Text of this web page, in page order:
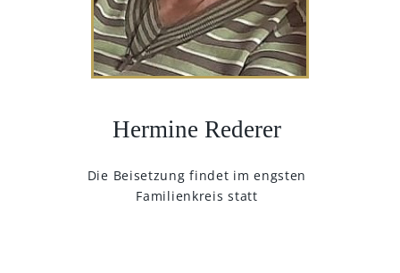
Hermine Rederer
Die Beisetzung findet im engsten
Familienkreis statt